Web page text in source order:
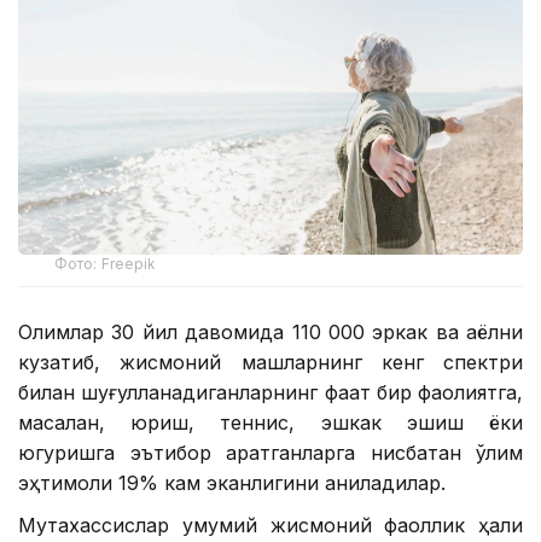
Фото: Freepik
Олимлар 30 йил давомида 110 000 эркак ва аёлни
кузатиб, жисмоний машқларнинг кенг спектри
билан шуғулланадиганларнинг фақат бир фаолиятга,
масалан, юриш, теннис, эшкак эшиш ёки
югуришга эътибор қаратганларга нисбатан ўлим
эҳтимоли 19% кам эканлигини аниқладилар.
Мутахассислар умумий жисмоний фаоллик ҳали